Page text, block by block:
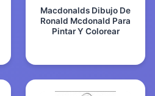
Macdonalds Dibujo De
Ronald Mcdonald Para
Pintar Y Colorear